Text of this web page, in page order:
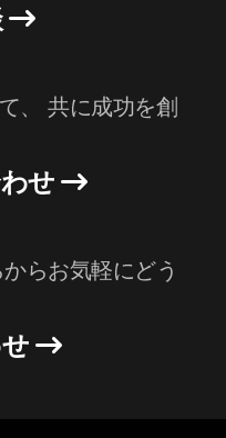
、 共に成功を創
せ
らお気軽にどう